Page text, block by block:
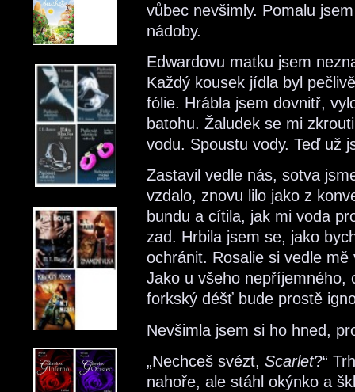
vůbec nevšimly. Pomalu
nádoby.
Edwardovu matku jsem
Každý kousek jídla byl
fólie. Hrábla jsem dovnitř,
batohu. Žaludek se mi
vodu. Spoustu vody. Teď už
Zastavil vedle nás, sotva
vzdalo, znovu lilo jako z
bundu a cítila, jak mi voda
zad. Hrbila jsem se, jako
ochránit. Rosalie si vedle
Jako u všeho nepříjemného,
forkský déšť bude prostě
Nevšimla jsem si ho hned,
„Nechceš svézt, Scarlet?“
nahoře, ale stáhl okýnko a